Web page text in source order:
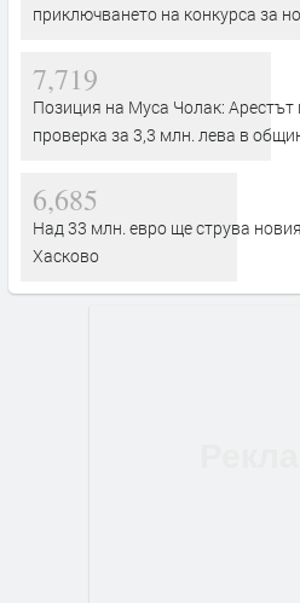
приключването на конкурса за
7,719
Позиция на Муса Чолак:
проверка за 3,3 млн. лева в
6,685
Над 33 млн. евро ще струва
Хасково